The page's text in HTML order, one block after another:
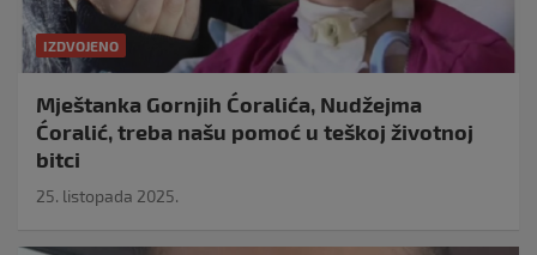
IZDVOJENO
Mještanka Gornjih Ćoralića, Nudžejma
Ćoralić, treba našu pomoć u teškoj životnoj
bitci
25. listopada 2025.